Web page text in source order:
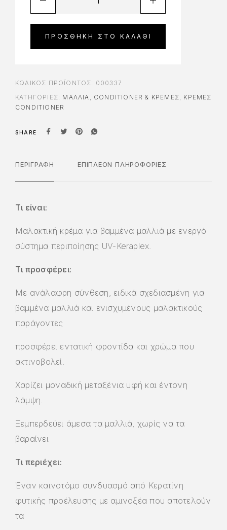
ΠΡΟΣΘΉΚΗ ΣΤΟ ΚΑΛΆΘΙ
ΚΩΔΙΚΌΣ ΠΡΟΪΌΝΤΟΣ: 000337
ΚΑΤΗΓΟΡΊΕΣ: ΜΑΛΛΙΑ , CONDITIONER & ΚΡΈΜΕΣ, ΚΡΈΜΕΣ
CONDITIONER
SHARE
ΠΕΡΙΓΡΑΦΉ ΕΠΙΠΛΈΟΝ ΠΛΗΡΟΦΟΡΊΕΣ
Τι είναι:
Μαλακτική κρέμα για βαμμένα μαλλιά με ενεργό
σύστημα περιποίησης UV-Keraplex.
Τι προσφέρει:
Με ανάλαφρη σύνθεση, ειδικά σχεδιασμένη για
βαμμένα μαλλιά και ενισχυμένους μαλακτικούς
παράγοντες
προσφέρει εντατική φροντίδα και χρώμα που
ακτινοβολεί.
Χαρίζει μοναδική μεταξένια υφή και έντονη
λάμψη.
Ξεμπερδεύει άμεσα τα μαλλιά, χωρίς να τα
βαραίνει
Τι περιέχει:
Έναν καινοτόμο συνδυασμό από Κερατίνη
φυτικής προέλευσης με αμινοξέα που αποτελούν
τα